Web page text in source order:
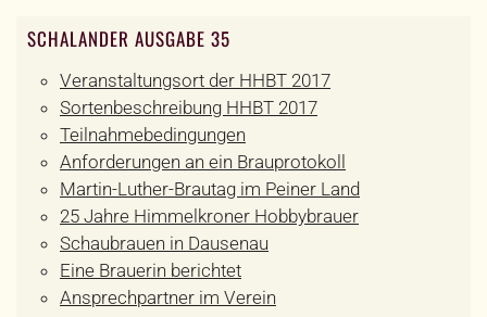
SCHALANDER AUSGABE 35
Veranstaltungsort der HHBT 2017
Sortenbeschreibung HHBT 2017
Teilnahmebedingungen
Anforderungen an ein Brauprotokoll
Martin-Luther-Brautag im Peiner Land
25 Jahre Himmelkroner Hobbybrauer
Schaubrauen in Dausenau
Eine Brauerin berichtet
Ansprechpartner im Verein